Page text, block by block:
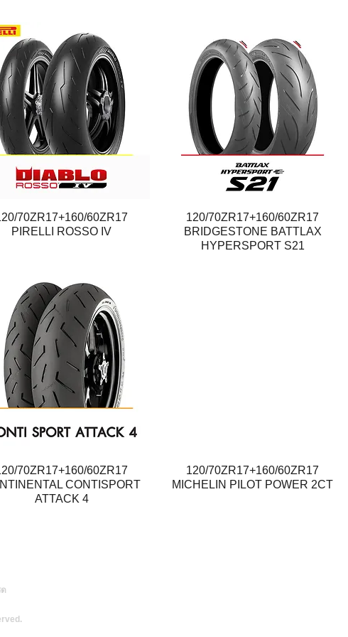
Quick View
70ZR17+160/60ZR17
PIRELLI ROSSO IV
Quick View
120/70ZR17+160/60ZR17
BRIDGESTONE BATTLAX
HYPERSPORT S21
Quick View
70ZR17+160/60ZR17
CONTISPORT
ATTACK 4
Quick View
120/70ZR17+160/60ZR17
MICHELIN PILOT POWER 2CT